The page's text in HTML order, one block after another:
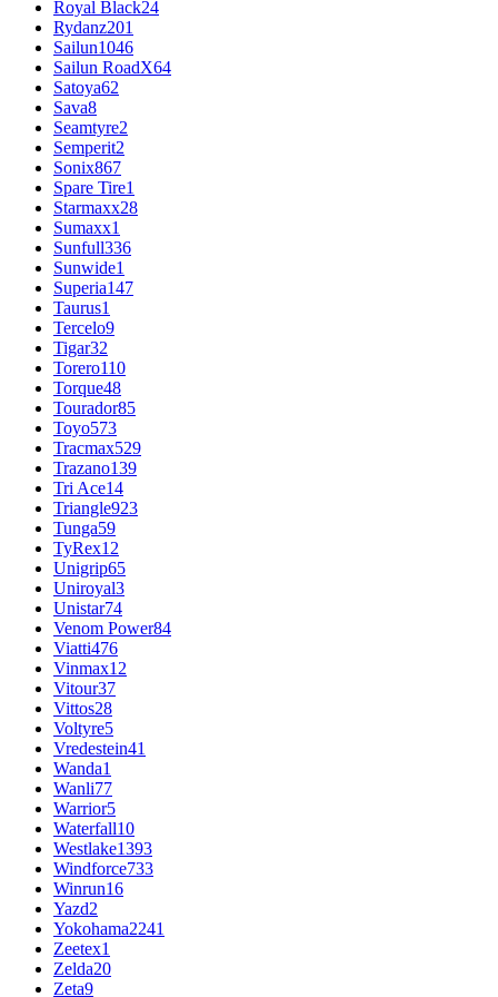
Royal Black24
Rydanz201
Sailun1046
Sailun RoadX64
Satoya62
Sava8
Seamtyre2
Semperit2
Sonix867
Spare Tire1
Starmaxx28
Sumaxx1
Sunfull336
Sunwide1
Superia147
Taurus1
Tercelo9
Tigar32
Torero110
Torque48
Tourador85
Toyo573
Tracmax529
Trazano139
Tri Ace14
Triangle923
Tunga59
TyRex12
Unigrip65
Uniroyal3
Unistar74
Venom Power84
Viatti476
Vinmax12
Vitour37
Vittos28
Voltyre5
Vredestein41
Wanda1
Wanli77
Warrior5
Waterfall10
Westlake1393
Windforce733
Winrun16
Yazd2
Yokohama2241
Zeetex1
Zelda20
Zeta9